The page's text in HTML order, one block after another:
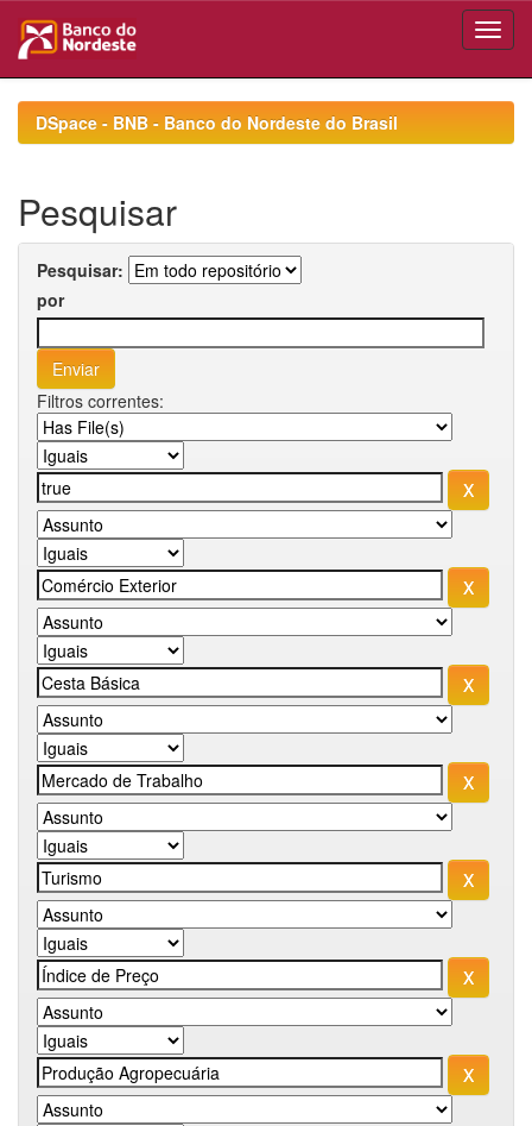
navigationDSpace - BNB - Banco do Nordeste do Brasil
Pesquisar
Pesquisar:
por
Filtros correntes: